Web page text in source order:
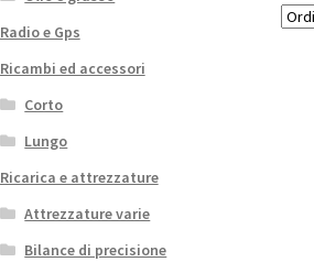
Radio e Gps
Ricambi ed accessori
Corto
Lungo
Ricarica e attrezzature
Attrezzature varie
Bilance di precisione